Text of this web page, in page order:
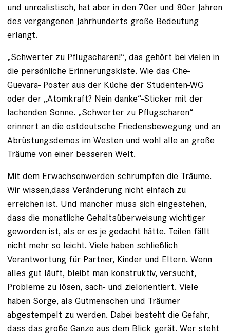
und unrealistisch, hat aber in den 70er und 80er Jahren
des vergangenen Jahrhunderts große Bedeutung
erlangt.
„Schwerter zu Pflugscharen!“, das gehört bei vielen in
die persönliche Erinnerungskiste. Wie das Che-
Guevara- Poster aus der Küche der Studenten-WG
oder der „Atomkraft? Nein danke“-Sticker mit der
lachenden Sonne. „Schwerter zu Pflugscharen“
erinnert an die ostdeutsche Friedensbewegung und an
Abrüstungsdemos im Westen und wohl alle an große
Träume von einer besseren Welt.
Mit dem Erwachsenwerden schrumpfen die Träume.
Wir wissen,dass Veränderung nicht einfach zu
erreichen ist. Und mancher muss sich eingestehen,
dass die monatliche Gehaltsüberweisung wichtiger
geworden ist, als er es je gedacht hätte. Teilen fällt
nicht mehr so leicht. Viele haben schließlich
Verantwortung für Partner, Kinder und Eltern. Wenn
alles gut läuft, bleibt man konstruktiv, versucht,
Probleme zu lösen, sach- und zielorientiert. Viele
haben Sorge, als Gutmenschen und Träumer
abgestempelt zu werden. Dabei besteht die Gefahr,
dass das große Ganze aus dem Blick gerät. Wer steht